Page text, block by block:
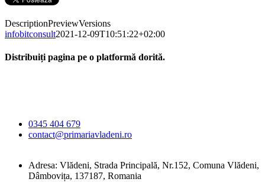
DescriptionPreviewVersions
infobitconsult2021-12-09T10:51:22+02:00
Distribuiți pagina pe o platformă dorită.
0345 404 679
contact@primariavladeni.ro
Adresa: Vlădeni, Strada Principală, Nr.152, Comuna Vlădeni,
Dâmbovița, 137187, Romania